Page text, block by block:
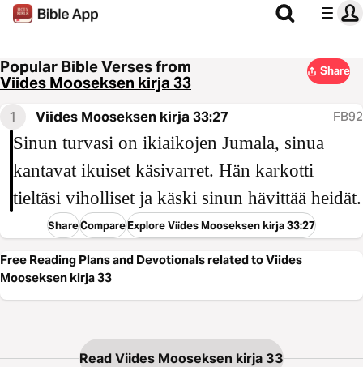
Popular Bible Verses from
Viides Mooseksen kirja 33
Share
1 Viides Mooseksen kirja 33:27 FB92
Sinun turvasi on ikiaikojen Jumala, sinua
kantavat ikuiset käsivarret. Hän karkotti
tieltäsi viholliset ja käski sinun hävittää heidät.
ShareCompareExplore Viides Mooseksen kirja 33:27
Free Reading Plans and Devotionals related to Viides
Mooseksen kirja 33
Read Viides Mooseksen kirja 33